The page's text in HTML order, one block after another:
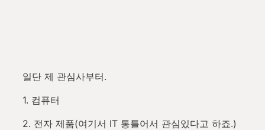
일단 제 관심사부터.
1. 컴퓨터
2. 전자 제품(여기서 IT 통틀어서 관심있다고 하죠.)